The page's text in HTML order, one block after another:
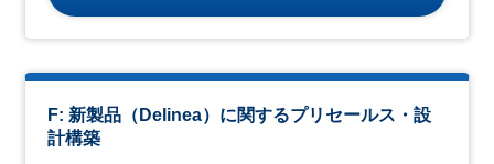
F: 新製品（Delinea）に関するプリセールス・設
計構築